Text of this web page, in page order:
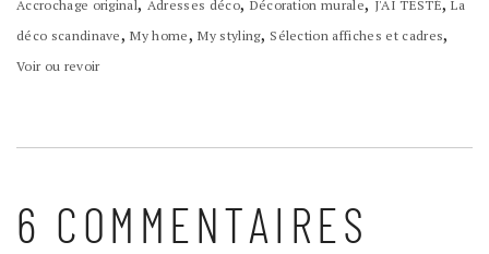
Accrochage original Adresses déco Décoration murale J'AI TESTÉ
La
déco scandinave,My home,My styling, Sélection affiches et cadres,
Voir ou revoir
6 COMMENTAIRES